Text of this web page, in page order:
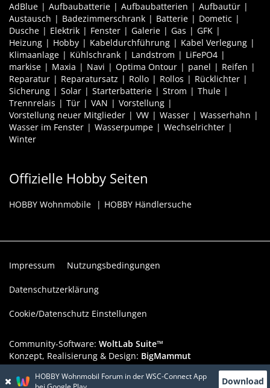
AdBlue Aufbaubatterie Aufbaubatterien
Aufbautür
Austausch
Badezimmerschrank Batterie
Dometic
Dusche
Elektrik Fenster Galerie Gas
GFK
Heizung
Hobby Kabeldurchführung
Kabel Verlegung
Klimaanlage
Kühlschrank Landstrom
LiFePO4
markise
Maxia Navi Optima Ontour panel
Reifen
Reparatur
Reparatursatz Rollo Rollos
Rücklichter
Sicherung
Solar Starterbatterie Strom
Thule
Trennrelais
Tür VAN
Vorstellung
Vorstellung neuer Mitglieder
VW Wasser
Wasserhahn
Wasser im Fenster
Wasserpumpe
Wechselrichter
Winter
Offizielle Hobby Seiten
HOBBY Wohnmobile HOBBY Händlersuche
Impressum Nutzungsbedingungen
Datenschutzerklärung
Cookie/Datenschutz Einstellungen
Community-Software: WoltLab Suite™
Konzept, Realisierung & Design: BigMammut
Werbelink: Dieser Werbeplatz ist verfügbar!
HOBBY Wohnmobil Forum in der WSC-Connect App
Download